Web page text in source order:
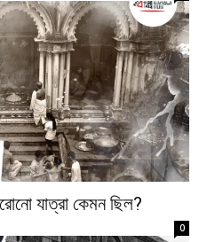
যাত্রা কেমন ছিল?
0